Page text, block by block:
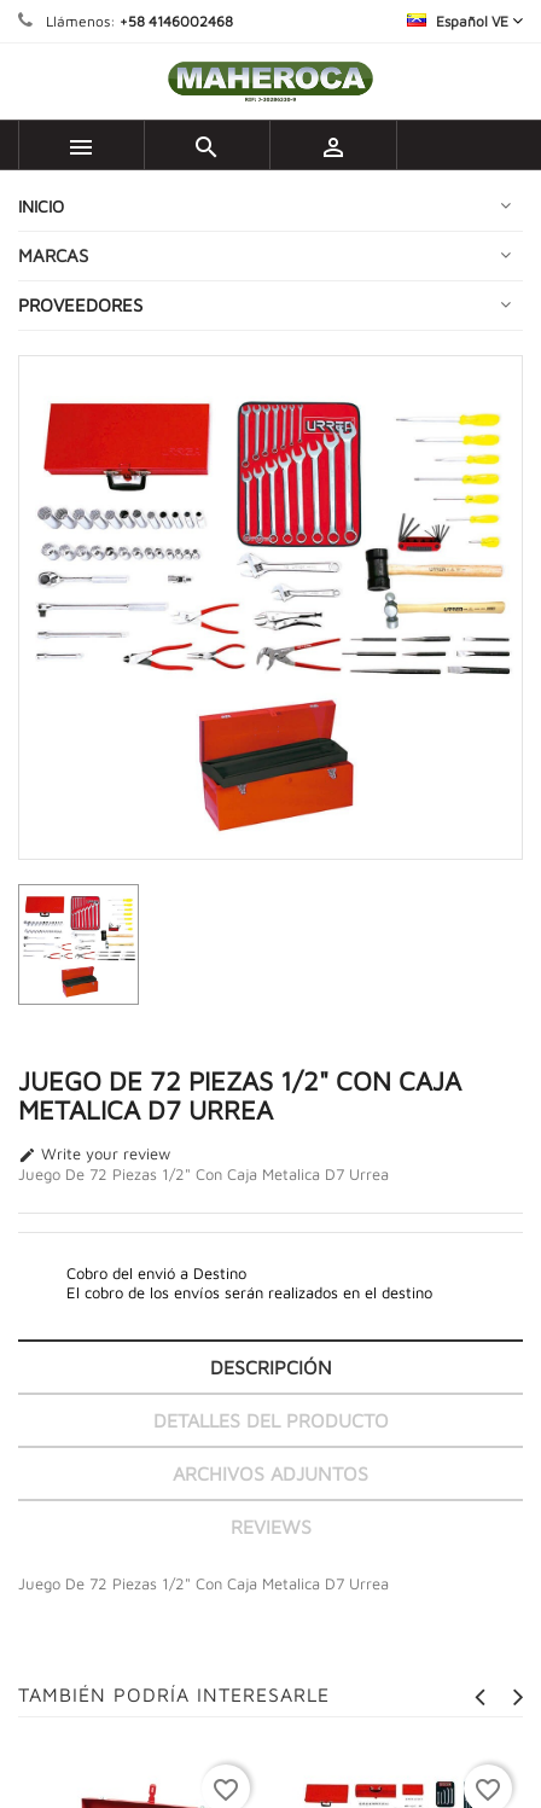
Llámenos: +58 4146002468 Español VE
  
INICIO
MARCAS
PROVEEDORES
JUEGO DE 72 PIEZAS 1/2" CON CAJA
METALICA D7 URREA
 Write your review
Juego De 72 Piezas 1/2" Con Caja Metalica D7 Urrea
Cobro del envió a Destino
El cobro de los envíos serán realizados en el destino
DESCRIPCIÓN
DETALLES DEL PRODUCTO
ARCHIVOS ADJUNTOS
REVIEWS
Juego De 72 Piezas 1/2" Con Caja Metalica D7 Urrea
TAMBIÉN PODRÍA INTERESARLE
favorite_border favorite_border